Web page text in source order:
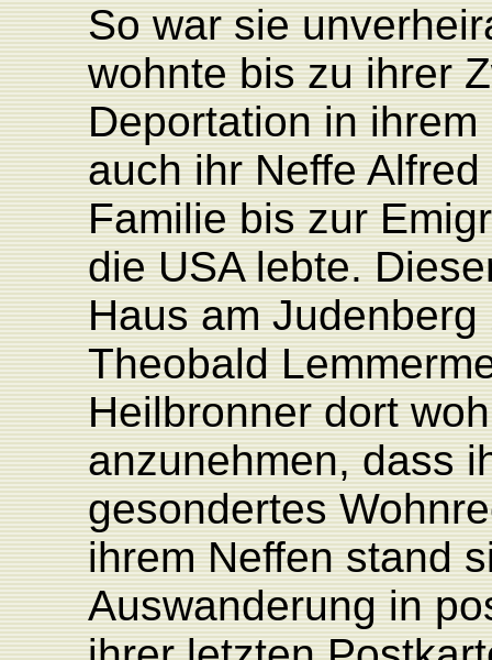
So war sie
wohnte bis zu ihrer
Deportation in
auch ihr Neffe
Familie bis zur
die USA lebte.
Haus am
Theobald
Heilbronner dort
anzunehmen, dass
gesondertes
ihrem Neffen stand
Auswanderung in